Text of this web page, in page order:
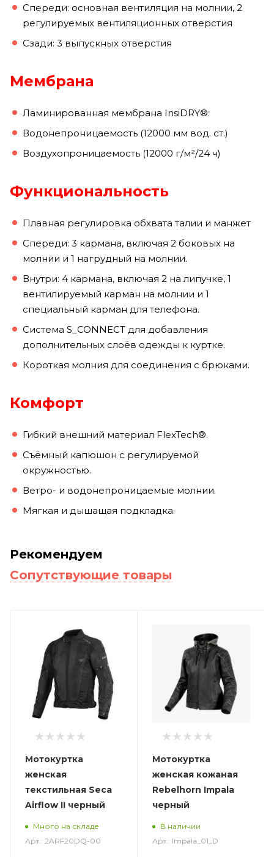
Спереди: основная вентиляция на молнии, 2
регулируемых вентиляционных отверстия
Сзади: 3 выпускных отверстия
Мембрана
Ламинированная мембрана InsiDRY®:
Водонепроницаемость (12000 мм вод. ст.)
Воздухопроницаемость (12000 г/м²/24 ч)
Функциональность
Плавная регулировка обхвата талии и манжет
Спереди: 3 кармана, включая 2 боковых на
молнии и 1 нагрудный на молнии.
Внутри: 4 кармана, включая 2 на липучке, 1
вентилируемый карман на молнии и 1
специальный карман для телефона.
Система S_CONNECT для добавления
дополнительных слоёв одежды к куртке.
Короткая молния для соединения с брюками.
Комфорт
Гибкий внешний материал FlexTech®.
Съёмный капюшон с регулируемой
окружностью.
Ветро- и водонепроницаемые молнии.
Мягкая и дышащая подкладка.
Рекомендуем
Сопутствующие товары
Мотокуртка
женская
текстильная Seca
Airflow II черный
Много на складе
Арт.: 2ARF20DQ-00
Мотокуртка
женская кожаная
Rebelhorn Impala
черный
В наличии
Арт.: Impala_01_D